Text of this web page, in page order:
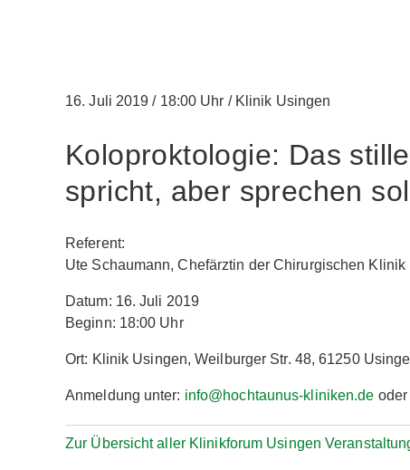
16. Juli 2019/18:00 Uhr /Klinik Usingen
Koloproktologie: Das
spricht, aber sprechen
Referent:
Ute Schaumann, Chefärztin der Chirurgischen Klinik
Datum: 16. Juli 2019
Beginn: 18:00 Uhr
Ort: Klinik Usingen, Weilburger Str. 48, 61250
Anmeldung unter: info@hochtaunus-kliniken.de
Zur Übersicht aller Klinikforum Usingen